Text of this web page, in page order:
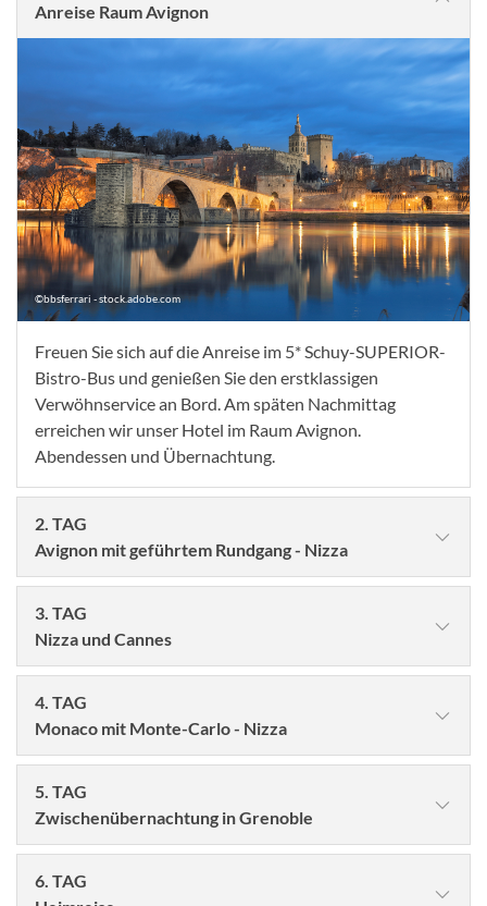
Anreise Raum Avignon
©bbsferrari - stock.adobe.com
Freuen Sie sich auf die Anreise im 5* Schuy-SUPERIOR-
Bistro-Bus und genießen Sie den erstklassigen
Verwöhnservice an Bord. Am späten Nachmittag
erreichen wir unser Hotel im Raum Avignon.
Abendessen und Übernachtung.
2. TAG
Avignon mit geführtem Rundgang - Nizza
Nach dem Frühstück besuchen wir Avignon und lernen
3. TAG
Nizza und Cannes
4. TAG
Monaco mit Monte-Carlo - Nizza
5. TAG
Zwischenübernachtung in Grenoble
6. TAG